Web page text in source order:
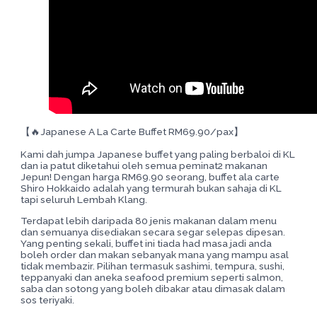
【🔥Japanese A La Carte Buffet RM69.90/pax】
Kami dah jumpa Japanese buffet yang paling berbaloi di KL
dan ia patut diketahui oleh semua peminat2 makanan
Jepun! Dengan harga RM69.90 seorang, buffet ala carte
Shiro Hokkaido adalah yang termurah bukan sahaja di KL
tapi seluruh Lembah Klang.
Terdapat lebih daripada 80 jenis makanan dalam menu
dan semuanya disediakan secara segar selepas dipesan.
Yang penting sekali, buffet ini tiada had masa jadi anda
boleh order dan makan sebanyak mana yang mampu asal
tidak membazir. Pilihan termasuk sashimi, tempura, sushi,
teppanyaki dan aneka seafood premium seperti salmon,
saba dan sotong yang boleh dibakar atau dimasak dalam
sos teriyaki.